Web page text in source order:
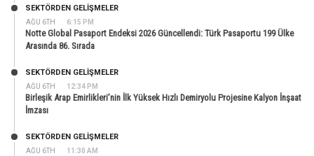
AĞU 6TH 6:15 PM
SEKTÖRDEN GELIŞMELER
Notte Global Pasaport Endeksi 2026 Güncellendi: Türk Pasaportu 199 Ülke
Arasında 86. Sırada
AĞU 6TH 12:34 PM
SEKTÖRDEN GELIŞMELER
Birleşik Arap Emirlikleri’nin İlk Yüksek Hızlı Demiryolu Projesine Kalyon İnşaat
İmzası
AĞU 6TH 11:30 AM
SEKTÖRDEN GELIŞMELER